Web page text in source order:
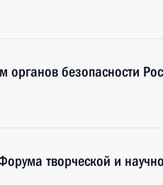
органов безопасности
творческой и